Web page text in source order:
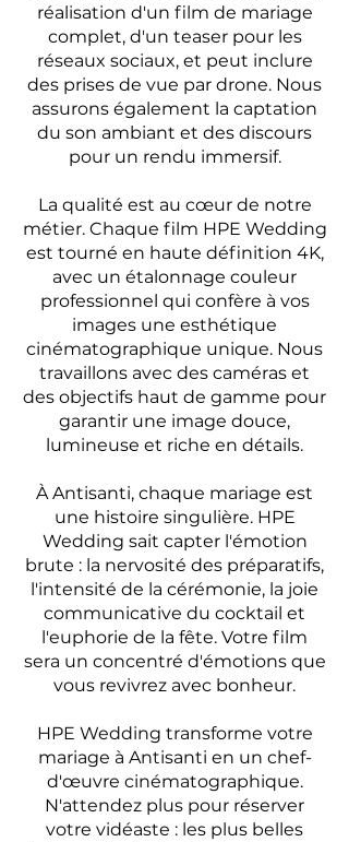
réalisation d'un film de mariage
complet, d'un teaser pour les
réseaux sociaux, et peut inclure
des prises de vue par drone. Nous
assurons également la captation
du son ambiant et des discours
pour un rendu immersif.
La qualité est au cœur de notre
métier. Chaque film HPE Wedding
est tourné en haute définition 4K,
avec un étalonnage couleur
professionnel qui confère à vos
images une esthétique
cinématographique unique. Nous
travaillons avec des caméras et
des objectifs haut de gamme pour
garantir une image douce,
lumineuse et riche en détails.
À Antisanti, chaque mariage est
une histoire singulière. HPE
Wedding sait capter l'émotion
brute : la nervosité des préparatifs,
l'intensité de la cérémonie, la joie
communicative du cocktail et
l'euphorie de la fête. Votre film
sera un concentré d'émotions que
vous revivrez avec bonheur.
HPE Wedding transforme votre
mariage à Antisanti en un chef-
d'œuvre cinématographique.
N'attendez plus pour réserver
votre vidéaste : les plus belles